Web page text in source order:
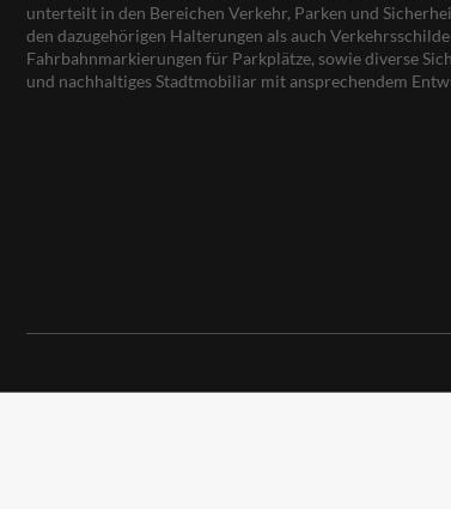
unterteilt in den Bereichen Verkehr, Parken und
den dazugehörigen Halterungen als auch
Fahrbahnmarkierungen für Parkplätze, sowie diverse
und nachhaltiges Stadtmobiliar mit ansprechendem